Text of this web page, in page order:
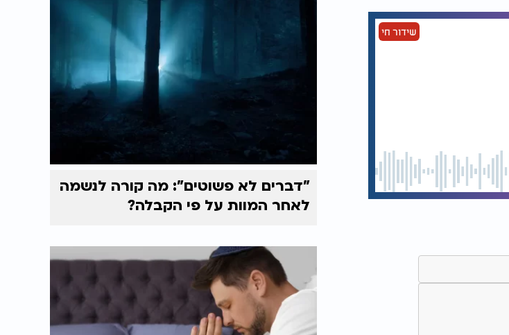
שידור חי
"דברים לא פשוטים": מה קורה לנשמה
לאחר המוות על פי הקבלה?